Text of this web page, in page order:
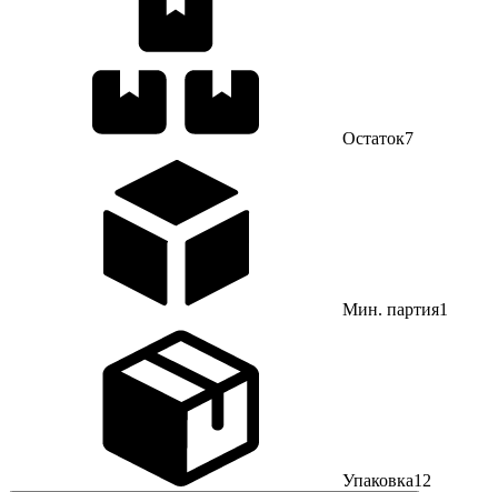
Остаток7
Мин. партия1
Упаковка12